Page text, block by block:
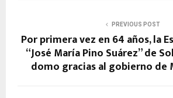
PREVIOUS POST
Por primera vez en 64 años, la
“José María Pino Suárez” de
domo gracias al gobierno de